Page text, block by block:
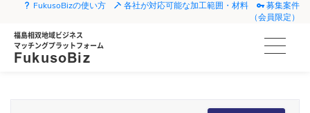
FukusoBizの使い方 各社が対応可能な加工範囲・材料
募集案件
（会員限定）
福島相双地域ビジネス
マッチングプラットフォーム
FukusoBiz